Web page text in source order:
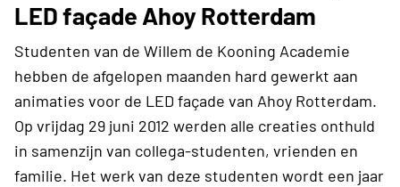
LED façade Ahoy Rotterdam
Studenten van de Willem de Kooning Academie
hebben de afgelopen maanden hard gewerkt aan
animaties voor de LED façade van Ahoy Rotterdam.
Op vrijdag 29 juni 2012 werden alle creaties onthuld
in samenzijn van collega-studenten, vrienden en
familie. Het werk van deze studenten wordt een jaar